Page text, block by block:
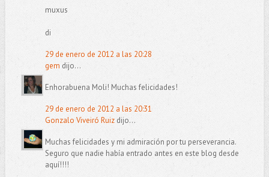
muxus
di
29 de enero de 2012 a las 20:28
gem dijo...
Enhorabuena Moli! Muchas felicidades!
29 de enero de 2012 a las 20:31
Gonzalo Viveiró Ruizdijo...
Muchas felicidades y mi admiración por tu perseverancia.
Seguro que nadie había entrado antes en este blog desde
aquí!!!!